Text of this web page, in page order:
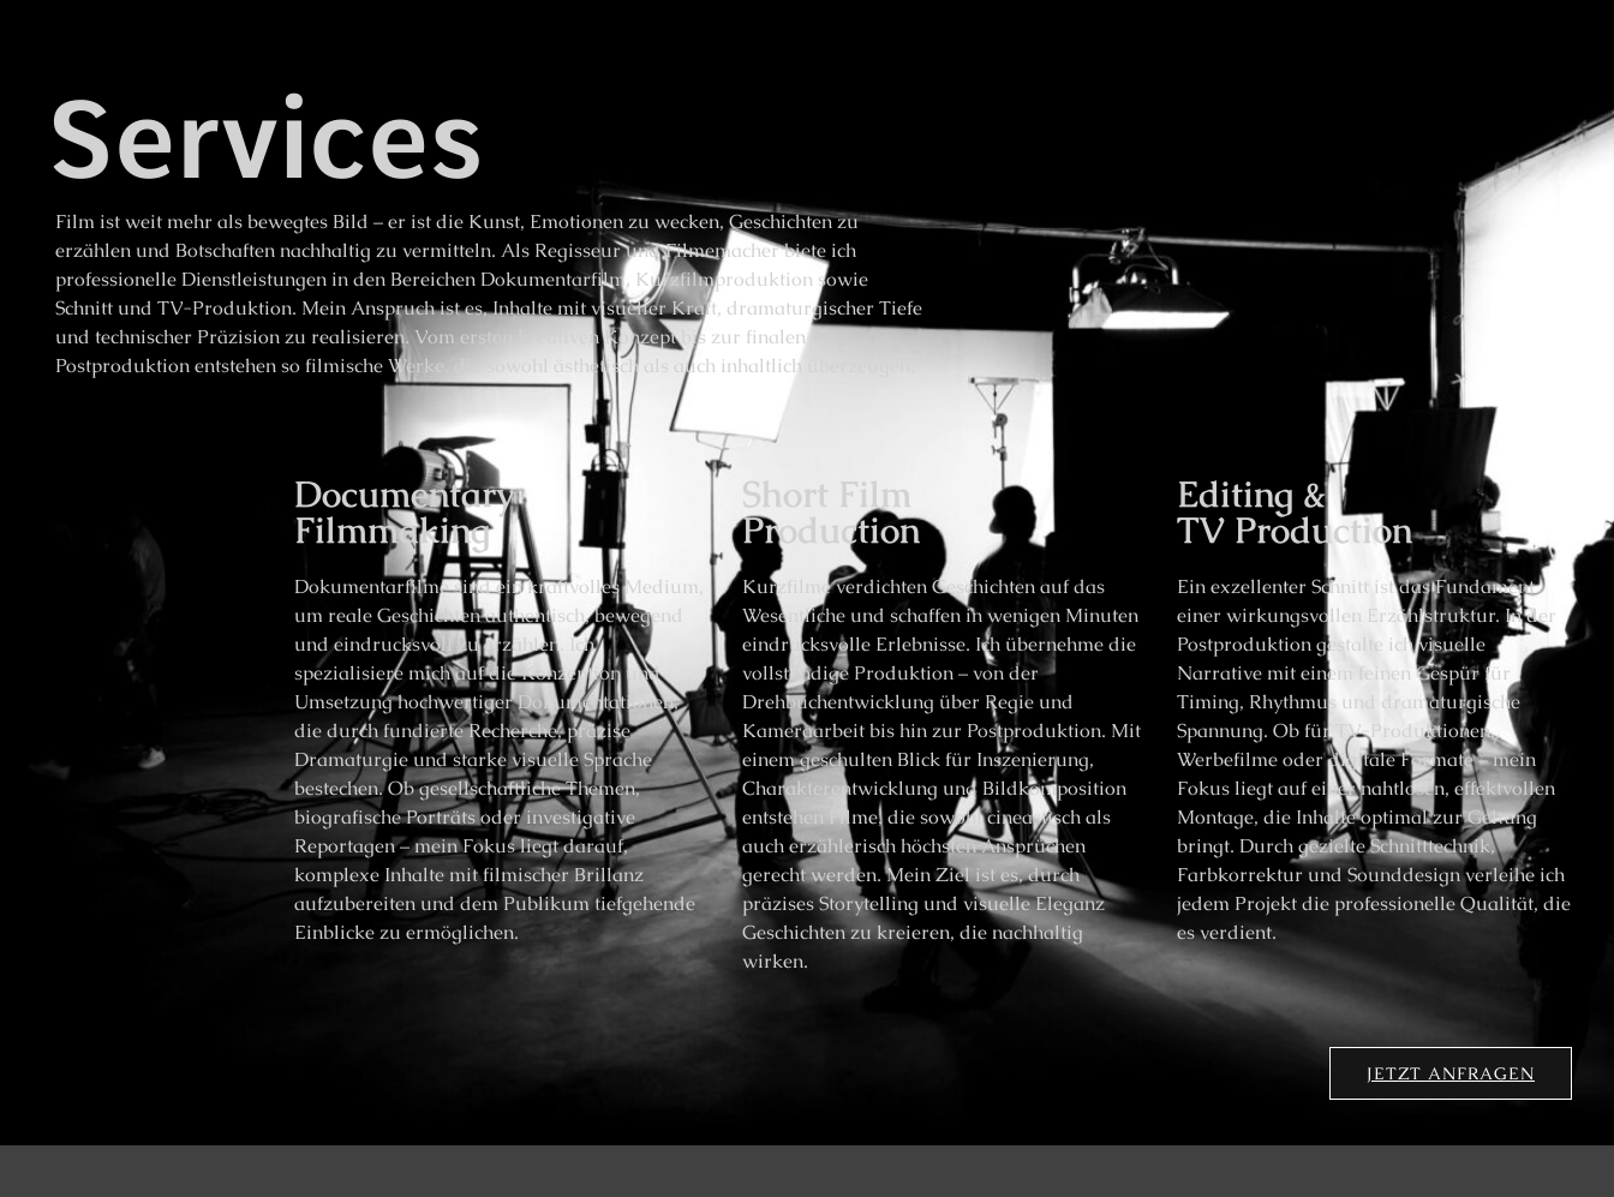
Services
Film ist weit mehr als bewegtes Bild – er ist die Kunst, Emotionen zu wecken, Geschichten zu
erzählen und Botschaften nachhaltig zu vermitteln. Als Regisseur und Filmemacher biete ich
professionelle Dienstleistungen in den Bereichen Dokumentarfilm, Kurzfilmproduktion sowie
Schnitt und TV-Produktion. Mein Anspruch ist es, Inhalte mit visueller Kraft, dramaturgischer Tiefe
und technischer Präzision zu realisieren. Vom ersten kreativen Konzept bis zur finalen
Postproduktion entstehen so filmische Werke, die sowohl ästhetisch als auch inhaltlich überzeugen.
Documentary
Filmmaking
Dokumentarfilme sind ein kraftvolles Medium,
um reale Geschichten authentisch, bewegend
und eindrucksvoll zu erzählen. Ich
spezialisiere mich auf die Konzeption und
Umsetzung hochwertiger Dokumentationen,
die durch fundierte Recherche, präzise
Dramaturgie und starke visuelle Sprache
bestechen. Ob gesellschaftliche Themen,
biografische Porträts oder investigative
Reportagen – mein Fokus liegt darauf,
komplexe Inhalte mit filmischer Brillanz
aufzubereiten und dem Publikum tiefgehende
Einblicke zu ermöglichen.
Short Film
Production
Kurzfilme verdichten Geschichten auf das
Wesentliche und schaffen in wenigen Minuten
eindrucksvolle Erlebnisse. Ich übernehme die
vollständige Produktion – von der
Drehbuchentwicklung über Regie und
Kameraarbeit bis hin zur Postproduktion. Mit
einem geschulten Blick für Inszenierung,
Charakterentwicklung und Bildkomposition
entstehen Filme, die sowohl cineastisch als
auch erzählerisch höchsten Ansprüchen
gerecht werden. Mein Ziel ist es, durch
präzises Storytelling und visuelle Eleganz
Geschichten zu kreieren, die nachhaltig
wirken.
Editing &
TV Production
Ein exzellenter Schnitt ist das Fundament
einer wirkungsvollen Erzählstruktur. In der
Postproduktion gestalte ich visuelle
Narrative mit einem feinen Gespür für
Timing, Rhythmus und dramaturgische
Spannung. Ob für TV-Produktionen,
Werbefilme oder digitale Formate – mein
Fokus liegt auf einer nahtlosen, effektvollen
Montage, die Inhalte optimal zur Geltung
bringt. Durch gezielte Schnitttechnik,
Farbkorrektur und Sounddesign verleihe ich
jedem Projekt die professionelle Qualität, die
es verdient.
JETZT ANFRAGEN